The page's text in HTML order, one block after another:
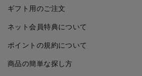
ギフト用のご注文
ネット会員特典について
ポイントの規約について
商品の簡単な探し方